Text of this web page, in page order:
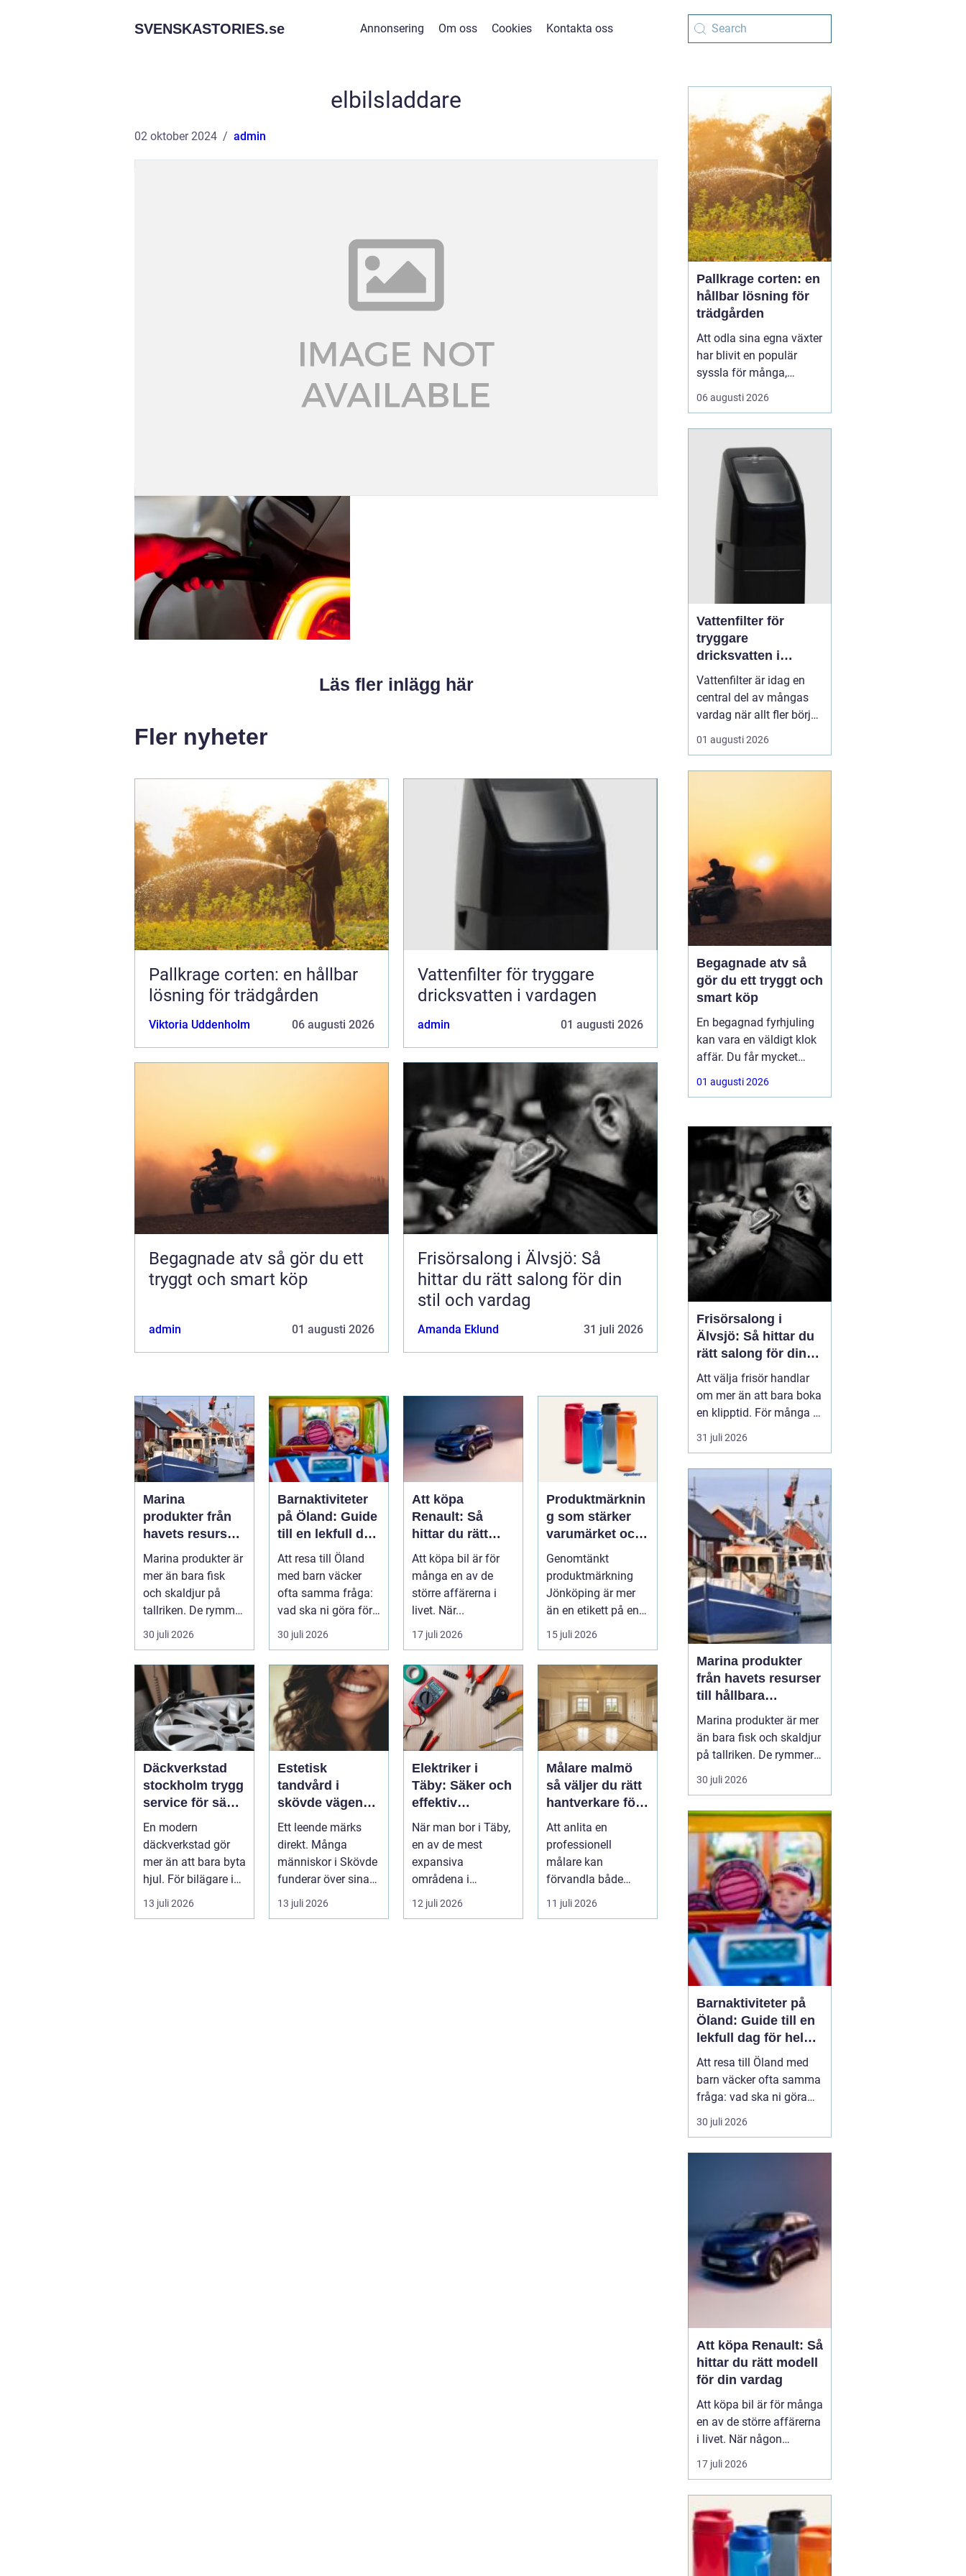
SVENSKASTORIES.se Annonsering Om oss Cookies Kontakta oss
elbilsladdare
02 oktober 2024 admin
Läs fler inlägg här
Fler nyheter
Pallkrage corten: en hållbar
lösning för trädgården
Viktoria Uddenholm 06 augusti 2026
Vattenfilter för tryggare
dricksvatten i vardagen
admin 01 augusti 2026
Begagnade atv så gör du ett
tryggt och smart köp
admin 01 augusti 2026
Frisörsalong i Älvsjö: Så
hittar du rätt salong för din
stil och vardag
Amanda Eklund 31 juli 2026
Marina
produkter från
havets resurser
till hållbara
upplevelser
Marina produkter är
mer än bara fisk
och skaldjur på
tallriken. De rymmer
allt från mat och
hälsa ti...
30 juli 2026
Barnaktiviteter
på Öland: Guide
till en lekfull dag
för hela familjen
Att resa till Öland
med barn väcker
ofta samma fråga:
vad ska ni göra för
30 juli 2026
Att köpa
Renault: Så
hittar du rätt
modell för din
vardag
Att köpa bil är för
många en av de
större affärerna i
livet. När...
17 juli 2026
Produktmärknin
g som stärker
varumärket och
förenklar
vardagen
Genomtänkt
produktmärkning
Jönköping är mer
än en etikett på en
15 juli 2026
Däckverkstad
stockholm trygg
service för säkra
mil året runt
En modern
däckverkstad gör
mer än att bara byta
hjul. För bilägare i
Stockholm handlar
valet av däck...
13 juli 2026
Estetisk
tandvård i
skövde vägen
till ett leende du
trivs med
Ett leende märks
direkt. Många
människor i Skövde
funderar över sina
tänder, men skjuter
upp att gör...
13 juli 2026
Elektriker i
Täby: Säker och
effektiv
elinstallation i
norrort
När man bor i Täby,
en av de mest
expansiva
områdena i
Stockholms norrort,
är b...
12 juli 2026
Målare malmö
så väljer du rätt
hantverkare för
hem och företag
Att anlita en
professionell
målare kan
förvandla både
bostad och
arbetsplats på kort
11 juli 2026
Pallkrage corten: en
hållbar lösning för
trädgården
Att odla sina egna växter
har blivit en populär
syssla för många,
oavsett om det handlar
om att ha en prunkande
balkongträdgård i stan.
En av de mest effektiva
och este...
06 augusti 2026
Vattenfilter för
tryggare
dricksvatten i
vardagen
Vattenfilter är idag en
central del av mångas
vardag när allt fler börjar
fundera på kvaliteten på
vattnet som kommer ur
hårt vat...
01 augusti 2026
Begagnade atv så
gör du ett tryggt och
smart köp
En begagnad fyrhjuling
kan vara en väldigt klok
affär. Du får mycket
funktion för pengarna
och slipper den största
ofta kommer direkt när
en maskin är ny.
Samtidigt kräver ett
andrahandsköp mer
eftertanke. Den som vill
köpa
01 augusti 2026
Frisörsalong i
Älvsjö: Så hittar du
rätt salong för din
stil och vardag
Att välja frisör handlar
om mer än att bara boka
en klipptid. För många är
frisörbesöket en paus i
vardagen, en chans att
känna sig mer som sig
själv. I Älvsjö fi...
31 juli 2026
Marina produkter
från havets resurser
till hållbara
upplevelser
Marina produkter är mer
än bara fisk och skaldjur
på tallriken. De rymmer
allt från mat och hälsa
till friluftsliv, kultur och
områden spelar havet en
central roll för både
ekonomi och livskvalitet.
När fler söker sig mot
nat...
30 juli 2026
Barnaktiviteter på
Öland: Guide till en
lekfull dag för hela
familjen
Att resa till Öland med
barn väcker ofta samma
fråga: vad ska ni göra
för att alla ska trivas,
oavsett ålder och
30 juli 2026
Att köpa Renault: Så
hittar du rätt modell
för din vardag
Att köpa bil är för många
en av de större affärerna
i livet. När någon
funderar på att köpa
Renault Skåne
17 juli 2026